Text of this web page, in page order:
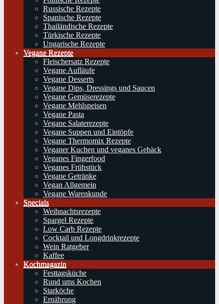
Russische Rezepte
Spanische Rezepte
Thailändische Rezepte
Türkische Rezepte
Ungarische Rezepte
Vegane Rezepte
Fleischersatz Rezepte
Vegane Aufläufe
Vegane Desserts
Vegane Dips, Dressings und Saucen
Vegane Gemüserezepte
Vegane Mehlspeisen
Vegane Pasta
Vegane Salaterezepte
Vegane Suppen und Eintöpfe
Vegane Thermomix Rezepte
Veganer Kuchen und veganes Gebäck
Veganes Fingerfood
Veganes Frühstück
Vegane Getränke
Vegan Allgemein
Vegane Warenkunde
Specials
Weihnachtsrezepte
Spargel Rezepte
Low Carb Rezepte
Cocktail und Longdrinkrezepte
Wein Ratgeber
Kaffee
Kochmagazin
Festtagsküche
Rund ums Kochen
Starköche
Ernährung